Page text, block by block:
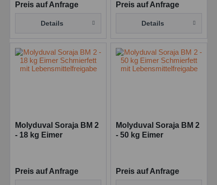
Preis auf Anfrage
Details
Preis auf Anfrage
Details
Molyduval Soraja BM 2
- 18 kg Eimer
Preis auf Anfrage
Molyduval Soraja BM 2
- 50 kg Eimer
Preis auf Anfrage